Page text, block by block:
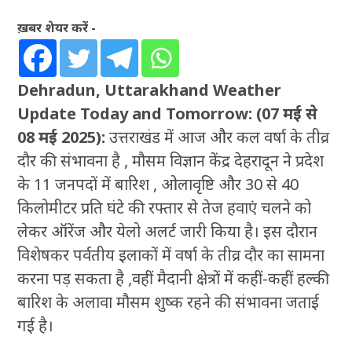
ख़बर शेयर करें -
Dehradun, Uttarakhand Weather
Update Today and Tomorrow: (07 मई से
08 मई 2025):उत्तराखंड में आज और कल वर्षा के तीव्र
दौर की संभावना है , मौसम विज्ञान केंद्र देहरादून ने प्रदेश
के 11 जनपदों में बारिश , ओलावृष्टि और 30 से 40
किलोमीटर प्रति घंटे की रफ्तार से तेज हवाएं चलने को
लेकर ऑरेंज और येलो अलर्ट जारी किया है। इस दौरान
विशेषकर पर्वतीय इलाकों में वर्षा के तीव्र दौर का सामना
करना पड़ सकता है ,वहीं मैदानी क्षेत्रों में कहीं-कहीं हल्की
बारिश के अलावा मौसम शुष्क रहने की संभावना जताई
गई है।